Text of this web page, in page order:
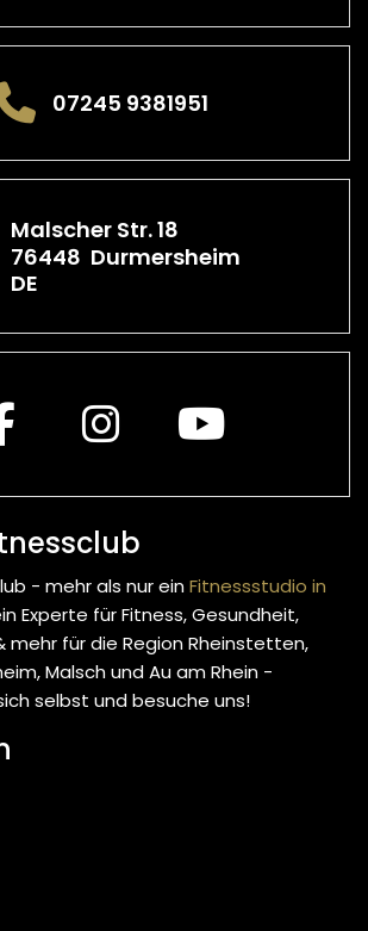
07245 9381951
Malscher Str. 18
76448 Durmersheim
DE
- mehr als nur einFitnessstudio in
Experte für Fitness, Gesundheit,
mehr für die Region Rheinstetten,
Malsch und Au am Rhein -
selbst und besuche uns!